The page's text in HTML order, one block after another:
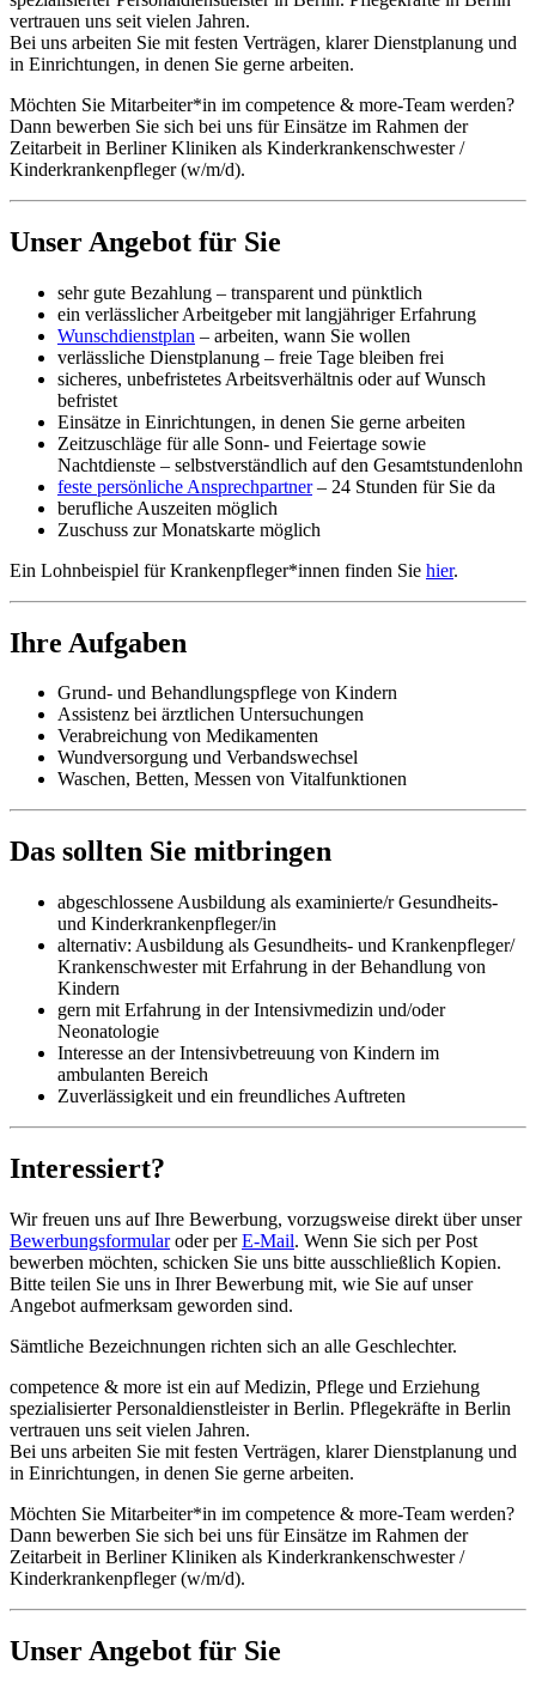
vertrauen uns seit vielen Jahren.
Bei uns arbeiten Sie mit festen Verträgen, klarer Dienstplanung und
in Einrichtungen, in denen Sie gerne arbeiten.
Möchten Sie Mitarbeiter*in im competence & more-Team werden?
Dann bewerben Sie sich bei uns für Einsätze im Rahmen der
Zeitarbeit in Berliner Kliniken als Kinderkrankenschwester /
Kinderkrankenpfleger (w/m/d).
Unser Angebot für Sie
sehr gute Bezahlung – transparent und pünktlich
ein verlässlicher Arbeitgeber mit langjähriger Erfahrung
Wunschdienstplan – arbeiten, wann Sie wollen
verlässliche Dienstplanung – freie Tage bleiben frei
sicheres, unbefristetes Arbeitsverhältnis oder auf Wunsch
befristet
Einsätze in Einrichtungen, in denen Sie gerne arbeiten
Zeitzuschläge für alle Sonn- und Feiertage sowie
Nachtdienste – selbstverständlich auf den Gesamtstundenlohn
feste persönliche Ansprechpartner– 24 Stunden für Sie da
berufliche Auszeiten möglich
Zuschuss zur Monatskarte möglich
Ein Lohnbeispiel für Krankenpfleger*innen finden Sie hier.
Ihre Aufgaben
Grund- und Behandlungspflege von Kindern
Assistenz bei ärztlichen Untersuchungen
Verabreichung von Medikamenten
Wundversorgung und Verbandswechsel
Waschen, Betten, Messen von Vitalfunktionen
Das sollten Sie mitbringen
abgeschlossene Ausbildung als examinierte/r Gesundheits-
und Kinderkrankenpfleger/in
alternativ: Ausbildung als Gesundheits- und Krankenpfleger/
Krankenschwester mit Erfahrung in der Behandlung von
Kindern
gern mit Erfahrung in der Intensivmedizin und/oder
Neonatologie
Interesse an der Intensivbetreuung von Kindern im
ambulanten Bereich
Zuverlässigkeit und ein freundliches Auftreten
Interessiert?
Wir freuen uns auf Ihre Bewerbung, vorzugsweise direkt über unser
Bewerbungsformularoder perE-Mail. Wenn Sie sich per Post
bewerben möchten, schicken Sie uns bitte ausschließlich Kopien.
Bitte teilen Sie uns in Ihrer Bewerbung mit, wie Sie auf unser
Angebot aufmerksam geworden sind.
Sämtliche Bezeichnungen richten sich an alle Geschlechter.
competence & more ist ein auf Medizin, Pflege und Erziehung
spezialisierter Personaldienstleister in Berlin. Pflegekräfte in Berlin
vertrauen uns seit vielen Jahren.
Bei uns arbeiten Sie mit festen Verträgen, klarer Dienstplanung und
in Einrichtungen, in denen Sie gerne arbeiten.
Möchten Sie Mitarbeiter*in im competence & more-Team werden?
Dann bewerben Sie sich bei uns für Einsätze im Rahmen der
Zeitarbeit in Berliner Kliniken als Kinderkrankenschwester /
Kinderkrankenpfleger (w/m/d).
Unser Angebot für Sie